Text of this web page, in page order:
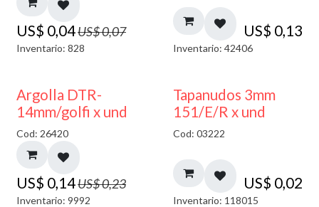
US$ 0,04US$0,07
Inventario: 828
US$ 0,13
Inventario: 42406
40% DESCUENTO
Argolla DTR-
14mm/golfi x und
Cod: 26420
US$ 0,14US$0,23
Inventario: 9992
Tapanudos 3mm
151/E/R x und
Cod: 03222
US$ 0,02
Inventario: 118015